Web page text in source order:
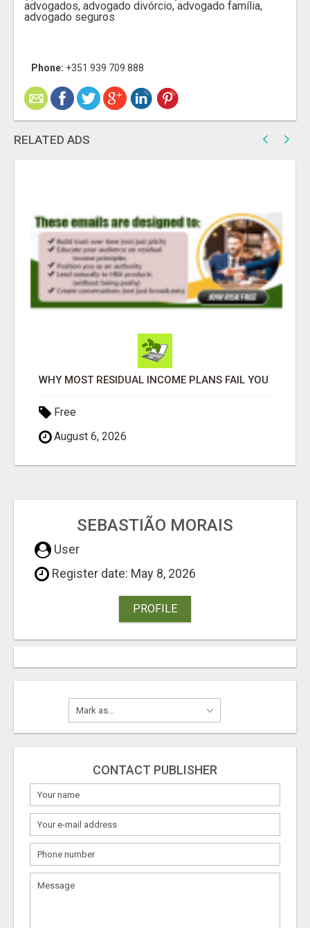
advogados, advogado divórcio, advogado família,
advogado seguros
Phone: +351 939 709 888
RELATED ADS
WHY MOST RESIDUAL INCOME PLANS FAIL YOU
Free
August 6, 2026
SEBASTIÃO MORAIS
User
Register date: May 8, 2026
PROFILE
CONTACT PUBLISHER